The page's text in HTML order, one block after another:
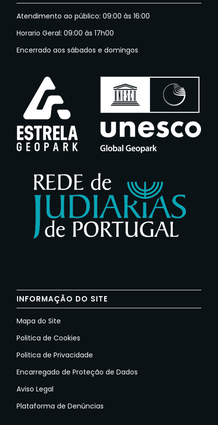
Atendimento ao público: 09:00 às 16:00
Horario Geral: 09:00 às 17h00
Encerrado aos sábados e domingos
INFORMAÇÃO DO SITE
Mapa do Site
Politica de Cookies
Politica de Privacidade
Encarregado de Proteção de Dados
Aviso Legal
Plataforma de Denúncias